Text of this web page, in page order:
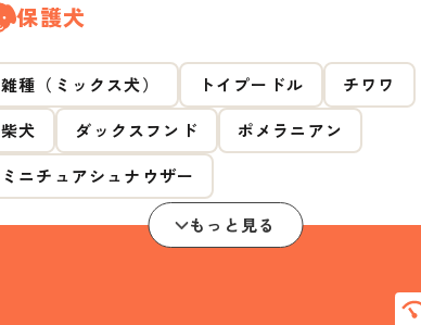
保護犬
雑種（ミックス犬） トイプードル
チワワ
柴犬
ダックスフンド
ポメラニアン
ミニチュアシュナウザー
もっと見る